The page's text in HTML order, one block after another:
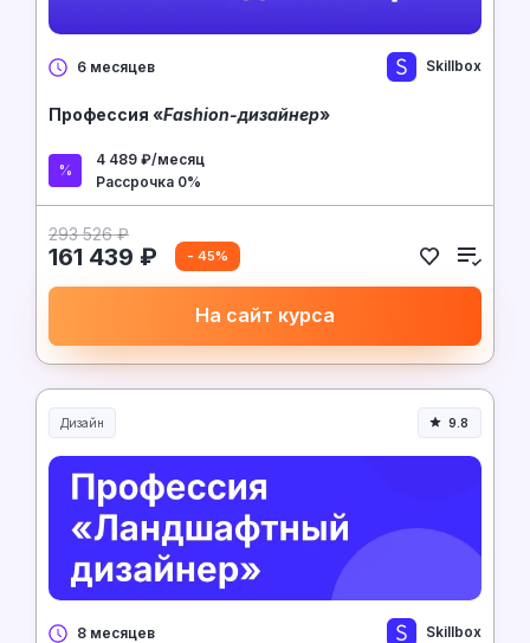
6 месяцев Skillbox
Профессия «Fashion-дизайнер»
4 489 ₽/месяц
Рассрочка 0%
293 526 ₽
161 439 ₽ - 45%
На сайт курса
Дизайн 9.8
8 месяцев Skillbox